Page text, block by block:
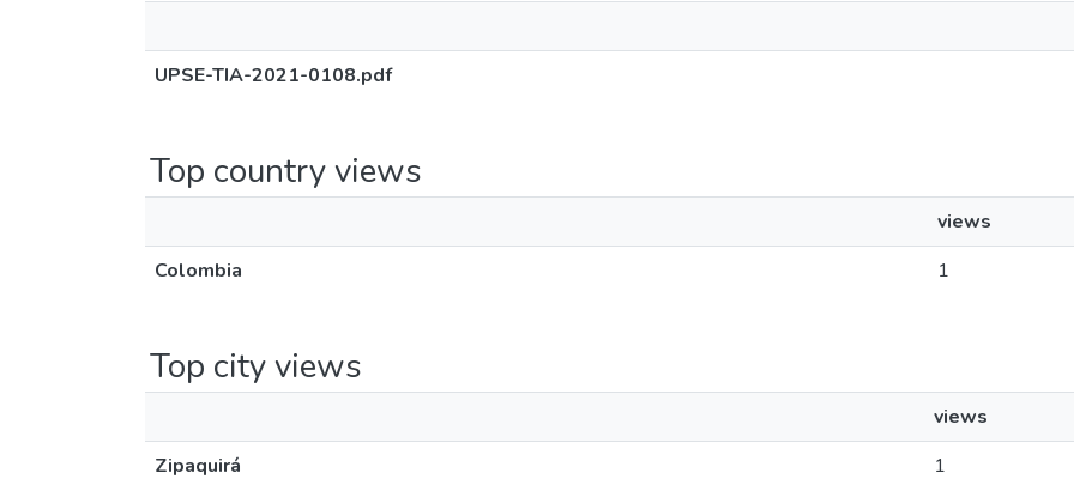
UPSE-TIA-2021-0108.pdf
Top country views
views
Colombia
1
Top city views
views
Zipaquirá
1